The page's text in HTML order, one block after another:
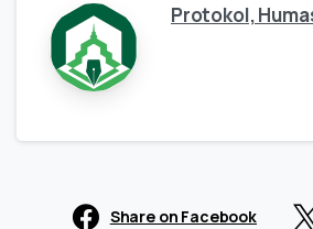
Protokol,
Share on Facebook